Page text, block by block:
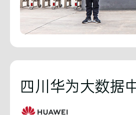
四川华为大数据